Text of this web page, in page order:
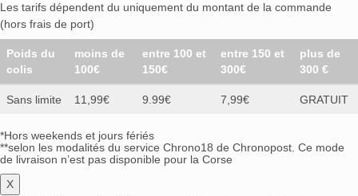
Les tarifs dépendent du uniquement du montant de la commande
(hors frais de port)
Poids du
colis
moins de
100€
entre 100 et
150€
entre 150 et
300€
plus de
300 €
Sans limite 11,99€ 9.99€ 7,99€ GRATUIT
*Hors weekends et jours fériés
**selon les modalités du service Chrono18 de Chronopost. Ce mode
de livraison n’est pas disponible pour la Corse
X